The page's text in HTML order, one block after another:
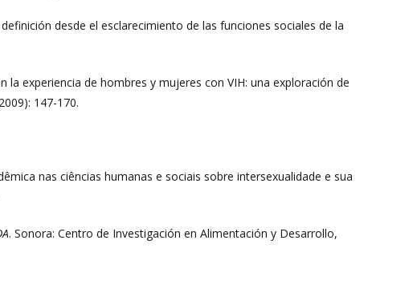
desde el esclarecimiento de las funciones sociales de la
la experiencia de hombres y mujeres con VIH: una exploración de
147-170.
nas ciências humanas e sociais sobre intersexualidade e sua
. Sonora: Centro de Investigación en Alimentación y Desarrollo,